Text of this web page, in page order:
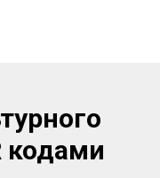
кодами